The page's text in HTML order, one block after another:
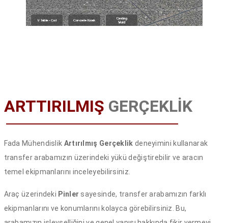
ARTTIRILMIŞ GERÇEKLİK
Fada Mühendislik Artırılmış Gerçeklik deneyimini kullanarak
transfer arabamızın üzerindeki yükü değiştirebilir ve aracın
temel ekipmanlarını inceleyebilirsiniz.
Araç üzerindeki Pinler sayesinde, transfer arabamızın farklı
ekipmanlarını ve konumlarını kolayca görebilirsiniz. Bu,